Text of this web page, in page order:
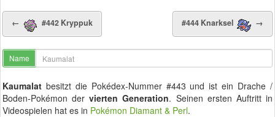
← #442 Kryppuk
Name
#444 Knarksel →
Kaumalat besitzt die Pokédex-Nummer #443 und ist ein Drache /
Boden-Pokémon dervierten Generation. Seinen ersten Auftritt in
Videospielen hat es in Pokémon Diamant & Perl.